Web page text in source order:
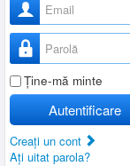
Parolă
Ţine-mă minte
Autentificare
Creaţi un cont
Aţi uitat parola?